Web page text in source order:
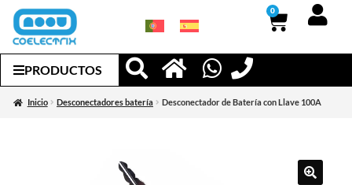
0
PRODUCTOS
Inicio Desconectadores batería Desconectador de Batería con Llave 100A